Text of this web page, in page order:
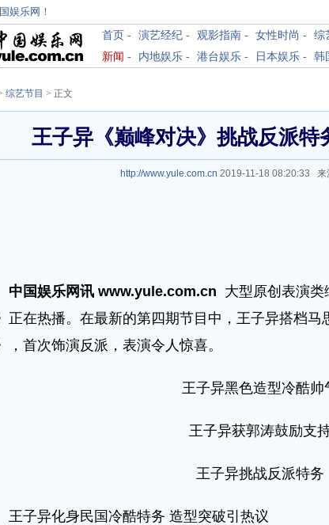
娱乐网 ！
首页 - 演艺经纪 - 观影指南 - 女性时尚 - 综
新闻 - 内地娱乐 - 港台娱乐 - 日本娱乐 - 韩
综艺节目 > 正文
王子异《巅峰对决》挑战反派特
http://www.yule.com.cn 2019-11-18 08:20:33 来
中国娱乐网讯 www.yule.com.cn 大型原创表演
正在热播。在最新的第四期节目中，王子异搭档
，首次饰演反派，表演令人惊喜。
王子异黑色造型冷酷帅
王子异获郭涛鼓励支
王子异挑战反派特务
子异化身民国冷酷特务 造型突破引热议